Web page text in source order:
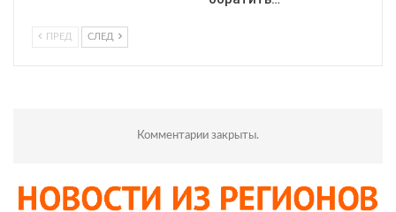
ПРЕД СЛЕД
Комментарии закрыты.